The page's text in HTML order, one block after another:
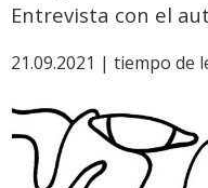
Entrevista con el
21.09.2021 | tiempo de